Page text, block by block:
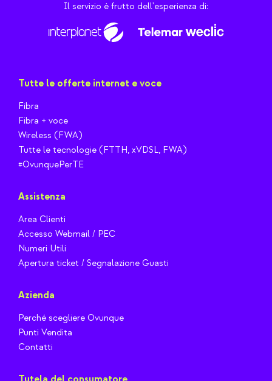
Il servizio è frutto dell'esperienza di:
Tutte le offerte internet e voce
Fibra
Fibra + voce
Wireless (FWA)
Tutte le tecnologie (FTTH, xVDSL, FWA)
#OvunquePerTE
Assistenza
Area Clienti
Accesso Webmail / PEC
Numeri Utili
Apertura ticket / Segnalazione Guasti
Azienda
Perché scegliere Ovunque
Punti Vendita
Contatti